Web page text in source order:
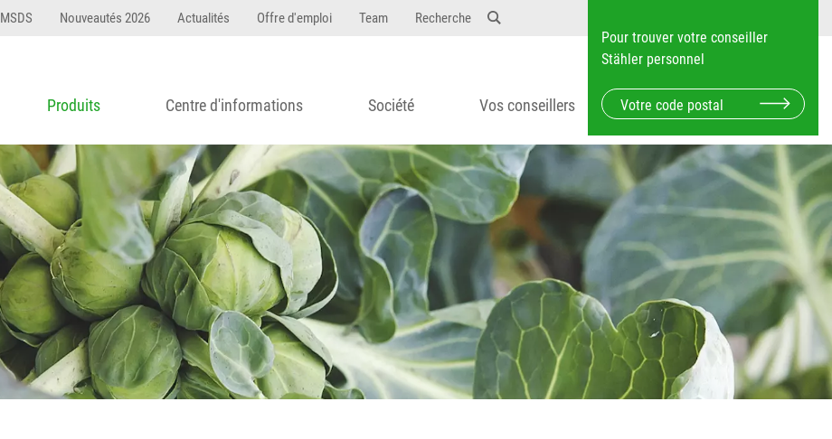
MSDS Nouveautés 2026 Actualités Offre d'emploi Team Recherche
Pour trouver votre conseiller
Stähler personnel
Produits Centre d'informations Société Vos conseillers